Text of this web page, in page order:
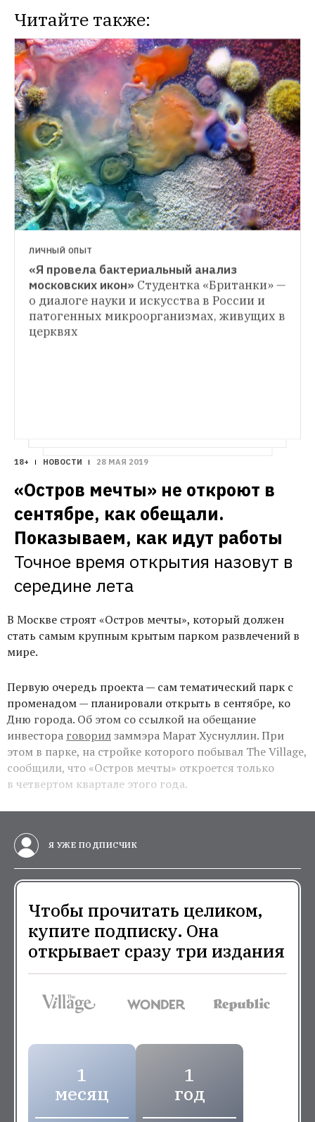
Читайте также:
ЛИЧНЫЙ СЧЁТ
На что живут священникиКарьера в
церкви, продажа свечей и стоимость
ДОМ, В КОТОРОМ
Лодки или грибы: Самая необычная
церковь России Как пятидесятники
достроили позднесоветский фабричный
музей под Петербургом в пропорциях
ЛИЧНЫЙ ОПЫТ
«Я провела бактериальный анализ
московских икон» Студентка «Британки» —
о диалоге науки и искусства в России и
патогенных микроорганизмах, живущих в
церквях
18+ НОВОСТИ 28 МАЯ 2019
«Остров мечты» не откроют в
сентябре, как обещали.
Показываем, как идут работы
Точное время открытия назовут в
середине лета
В Москве строят «Остров мечты», который должен
стать самым крупным крытым парком развлечений в
мире.
Первую очередь проекта — сам тематический парк с
променадом — планировали открыть в сентябре, ко
Дню города. Об этом со ссылкой на обещание
инвестора говорилзаммэра Марат Хуснуллин. При
этом в парке, на стройке которого побывал The Village,
сообщили, что «Остров мечты» откроется только
в четвертом квартале этого года.
Я УЖЕ ПОДПИСЧИК
Чтобы прочитать целиком,
купите подписку. Она
открывает сразу три издания
1
месяц
1
год